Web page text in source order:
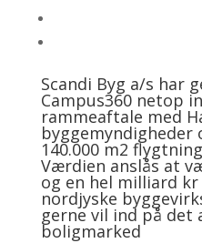
Scandi Byg a/s har
Campus360 netop
rammeaftale med
140.000 m2
Værdien anslås at
og en hel milliard
nordjyske
gerne vil ind på det
boligmarked